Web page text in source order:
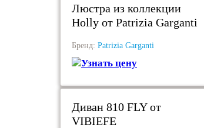
Люстра из коллекции
Holly от Patrizia Garganti
Бренд: Patrizia Garganti
Узнать цену
Диван 810 FLY от
VIBIEFE